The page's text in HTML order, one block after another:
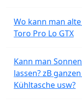
Wo kann man
Toro Pro Lo GTX
Kann man
lassen? zB
Kühltasche usw?